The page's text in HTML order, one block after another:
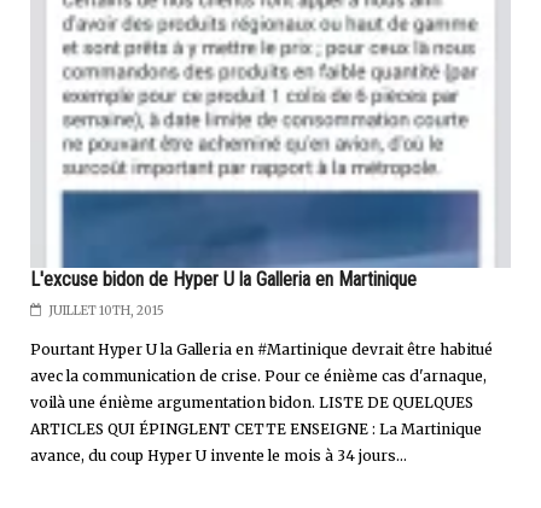
L'excuse bidon de Hyper U la Galleria en Martinique
JUILLET 10TH, 2015
Pourtant Hyper U la Galleria en #Martinique devrait être habitué
avec la communication de crise. Pour ce énième cas d'arnaque,
voilà une énième argumentation bidon. LISTE DE QUELQUES
ARTICLES QUI ÉPINGLENT CETTE ENSEIGNE : La Martinique
avance, du coup Hyper U invente le mois à 34 jours...